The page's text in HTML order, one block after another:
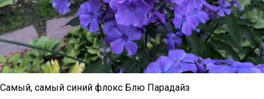
Самый, самый синий флокс Блю Парадайз